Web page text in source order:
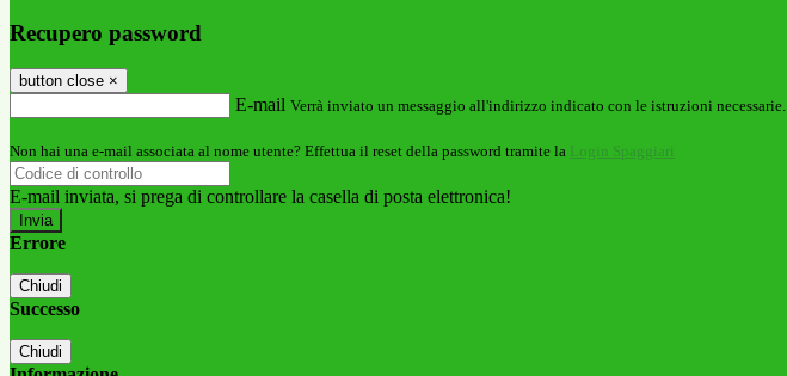
Recupero password
button close ×
E-mail Verrà inviato un messaggio all'indirizzo indicato con le istruzioni necessarie.
Non hai una e-mail associata al nome utente? Effettua il reset della password tramite la Login Spaggiari
E-mail inviata, si prega di controllare la casella di posta elettronica!
Errore
Chiudi
Successo
Chiudi